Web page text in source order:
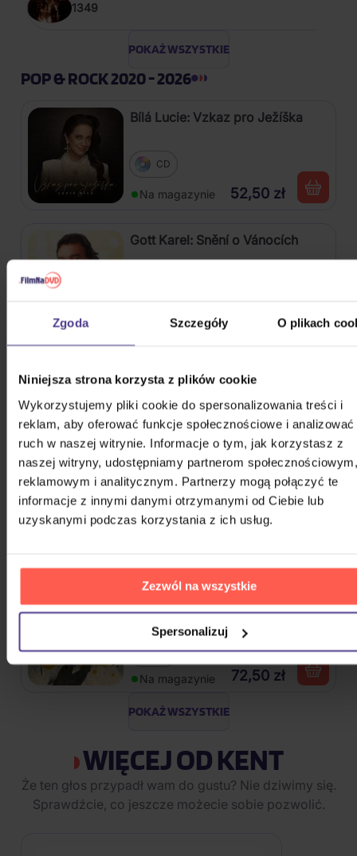
Zgoda Szczegóły O plikach
Niniejsza strona korzysta z plików cookie
Wykorzystujemy pliki cookie do spersonalizowania treści i
reklam, aby oferować funkcje społecznościowe i analizować
ruch w naszej witrynie. Informacje o tym, jak korzystasz z
naszej witryny, udostępniamy partnerom społecznościowym,
reklamowym i analitycznym. Partnerzy mogą połączyć te
informacje z innymi danymi otrzymanymi od Ciebie lub
uzyskanymi podczas korzystania z ich usług.
Zezwól na wszystkie
Spersonalizuj
1349
POKAŻ WSZYSTKIE
POP & ROCK 2020 - 2026
Bílá Lucie: Vzkaz pro Ježíška
CD
Na magazynie 52,50 zł
Gott Karel: Snění o Vánocích
2025) Part 2
CD
Na magazynie 54,40 zł
Kabát: Original Albums Vol.3
4CD
roky
CD
Na magazynie 72,50 zł
POKAŻ WSZYSTKIE
WIĘCEJ OD KENT
Że ten głos przypadł wam do gustu? Nie dziwimy się.
Sprawdźcie, co jeszcze możecie sobie pozwolić.